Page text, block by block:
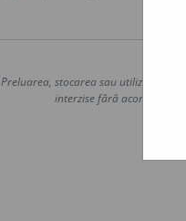
Preluarea, stocarea sau utilizarea
interzise fără acordul